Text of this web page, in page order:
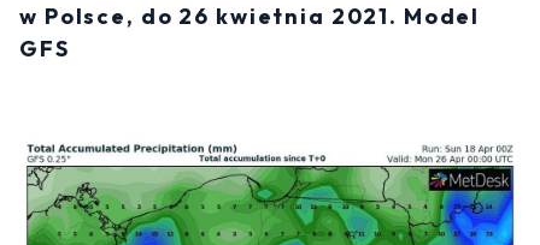
w Polsce, do 26 kwietnia 2021. Model
GFS